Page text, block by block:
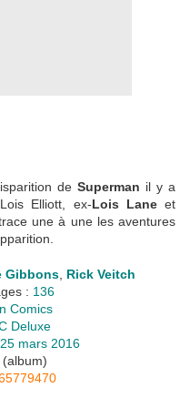
de Superman il y a
Elliott, ex-Lois Laneet
une à une les aventures
Gibbons Rick Veitch
: 136
Comics
Deluxe
25 mars 2016